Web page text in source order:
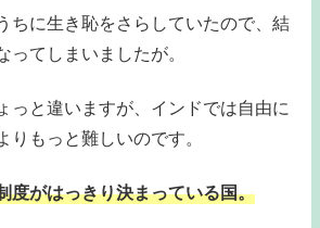
ちに生き恥をさらしていたので、結
てしまいましたが。
っと違いますが、インドでは自由に
もっと難しいのです。
度がはっきり決まっている国。